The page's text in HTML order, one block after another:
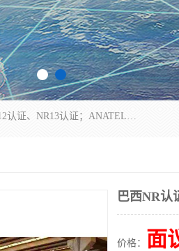
*是一家的测试、评估、检查与认机构，主要从事巴西NR10认证、NR12认证、NR13认证；ANATEL认证、INMTRO认证，欧盟CE认证：MD认证，PED认证，MID认证，ATEX认证，德国蓝色天使认证。
巴西NR认
价格： 面